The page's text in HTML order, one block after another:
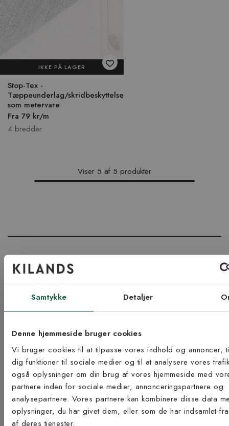
Samtykke Detaljer
Denne hjemmeside bruger cookies
Vi bruger cookies til at tilpasse vores indhold og annoncer,
dig funktioner til sociale medier og til at analysere vores
også oplysninger om din brug af vores hjemmeside med
partnere inden for sociale medier, annonceringspartnere og
analysepartnere. Vores partnere kan kombinere disse data
oplysninger, du har givet dem, eller som de har indsamlet
af deres tjenester.
IKKE PÅ LAGER
Stop-Tex -
Tæppeunderlag/skridbeskyttelse
som metervare
Fra 79 kr/m
4 bredder
Viser 5 af 5 produkter
Køb tæppeunderlag online
Her kan du købe skridbeskyttelse til dine tæpper i metervare
såvel som i færdige længder. Skridbeskyttelse, tæppeunderlag
som ingenting!
Skridbeskyttelse til tæpper i
forskellige størrelser og bredder
Disse tæppeunderlag findes både i færdige størrelser og i
metervare så du kan finde underlag til alle forskellige størrelser
og tæppetyper. Vores skridbeskyttende underlag er af god
kvalitet og kan vaskes i maskine hvis de bliver beskidte hvilket
Tilmeld dig vores
nyhedsbrev